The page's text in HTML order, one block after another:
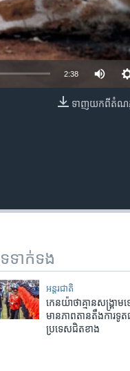
2:38
ទាញ​យក​ពី​តំណភ្
ទាក់ទង
អន្តរជាតិ
កេនយ៉ាថាគ្មានសង្គ្រាម
មានភាពតានតឹងការទូ
ប្រទេសជិតខាង